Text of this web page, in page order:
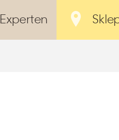
Experten